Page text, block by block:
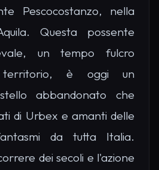
Pescocostanzo, nella
Questa possente
un tempo fulcro
territorio, è oggi un
abbandonato che
di Urbex e amanti delle
da tutta Italia.
dei secoli e l'azione